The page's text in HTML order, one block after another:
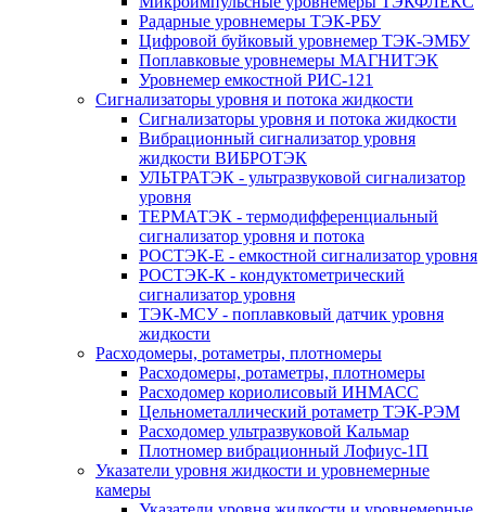
Радарные уровнемеры ТЭК-РБУ
Цифровой буйковый уровнемер ТЭК-ЭМБУ
Поплавковые уровнемеры МАГНИТЭК
Уровнемер емкостной РИС-121
Сигнализаторы уровня и потока жидкости
Сигнализаторы уровня и потока жидкости
Вибрационный сигнализатор уровня
жидкости ВИБРОТЭК
УЛЬТРАТЭК - ультразвуковой сигнализатор
уровня
ТЕРМАТЭК - термодифференциальный
сигнализатор уровня и потока
РОСТЭК-Е - емкостной сигнализатор уровня
РОСТЭК-К - кондуктометрический
сигнализатор уровня
ТЭК-МСУ - поплавковый датчик уровня
жидкости
Расходомеры, ротаметры, плотномеры
Расходомеры, ротаметры, плотномеры
Расходомер кориолисовый ИНМАСС
Цельнометаллический ротаметр ТЭК-РЭМ
Расходомер ультразвуковой Кальмар
Плотномер вибрационный Лофиус-1П
Указатели уровня жидкости и уровнемерные
камеры